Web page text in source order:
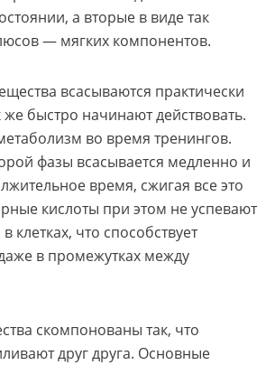
а вторые в виде так
— мягких компонентов.
всасываются практически
быстро начинают действовать.
во время тренингов.
фазы всасывается медленно и
время, сжигая все это
кислоты при этом не успевают
клетках, что способствует
в промежутках между
скомпонованы так, что
друг друга. Основные